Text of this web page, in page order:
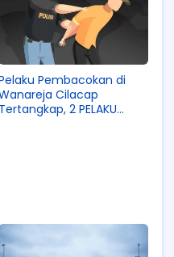
Pembacokan di
Cilacap
Tertangkap, 2 PELAKU